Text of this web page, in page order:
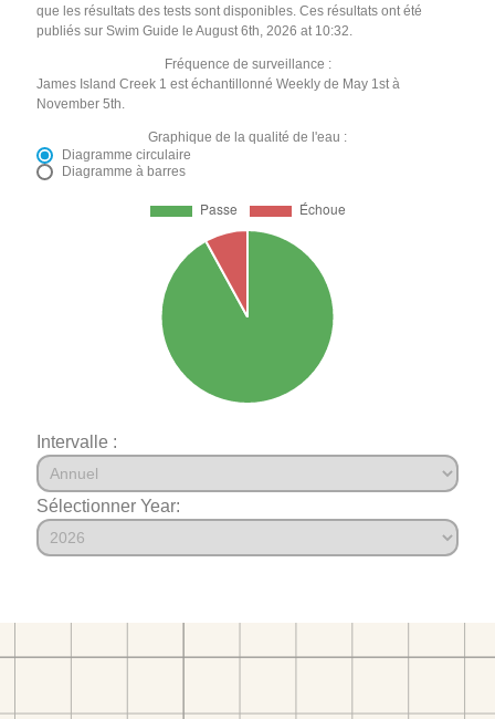
que les résultats des tests sont disponibles. Ces résultats ont été
publiés sur Swim Guide le August 6th, 2026 at 10:32.
Fréquence de surveillance :
James Island Creek 1 est échantillonné Weekly de May 1st à
November 5th.
Graphique de la qualité de l'eau :
Diagramme circulaire
Diagramme à barres
Intervalle :
Sélectionner Year: